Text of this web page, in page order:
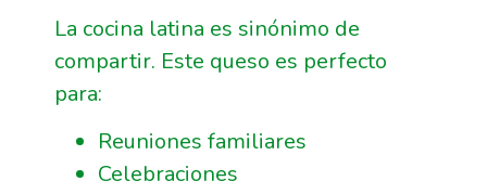
La cocina latina es sinónimo de
compartir. Este queso es perfecto
para:
Reuniones familiares
Celebraciones